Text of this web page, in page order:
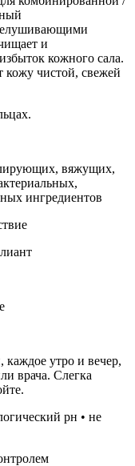
и
кожного сала.
кожу чистой, свежей
вяжущих,
ингредиентов
утро и вечер,
врача. Слегка
рн • не